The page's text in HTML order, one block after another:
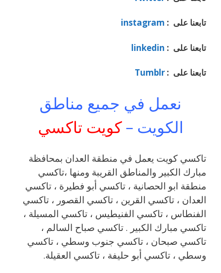
تابعنا على : instagram
تابعنا على : linkedin
تابعنا على : Tumblr
نعمل في جميع مناطق
الكويت –كويت تاكسي
تاكسي كويت يعمل في منطقة العدان بمحافظة
مبارك الكبير والمناطق القريبة ‎ومنها ،تاكسي
منطقة ابو الحصانية ، تاكسي أبو فطيرة ، تاكسي
العدان ، تاكسي القرين ، تاكسي القصور ، تاكسي
الفنطاس ، تاكسي الفنيطيس ، تاكسي المسيلة ،
تاكسي مبارك الكبير . تاكسي صباح السالم ،
تاكسي صبحان ، تاكسي جنوب وسطي ، تاكسي
وسطي ، تاكسي أبو حليفة ، تاكسي العقيلة.